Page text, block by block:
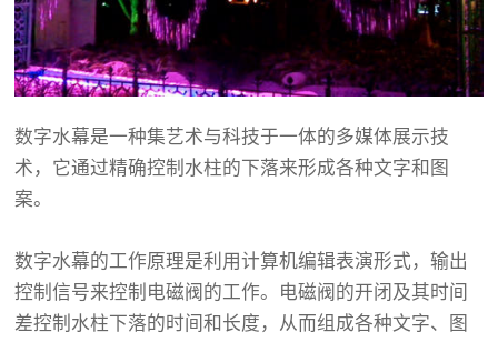
数字水幕是一种集艺术与科技于一体的多媒体展示技
术，它通过精确控制水柱的下落来形成各种文字和图
案。
数字水幕的工作原理是利用计算机编辑表演形式，输出
控制信号来控制电磁阀的工作。电磁阀的开闭及其时间
差控制水柱下落的时间和长度，从而组成各种文字、图